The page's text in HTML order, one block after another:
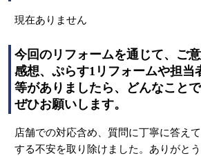
現在ありません
今回のリフォームを通じて、ご
感想、ぷらす1リフォームや担当
等がありましたら、どんなこと
ぜひお願いします。
店舗での対応含め、質問に丁寧に答え
する不安を取り除けました。ありがとう